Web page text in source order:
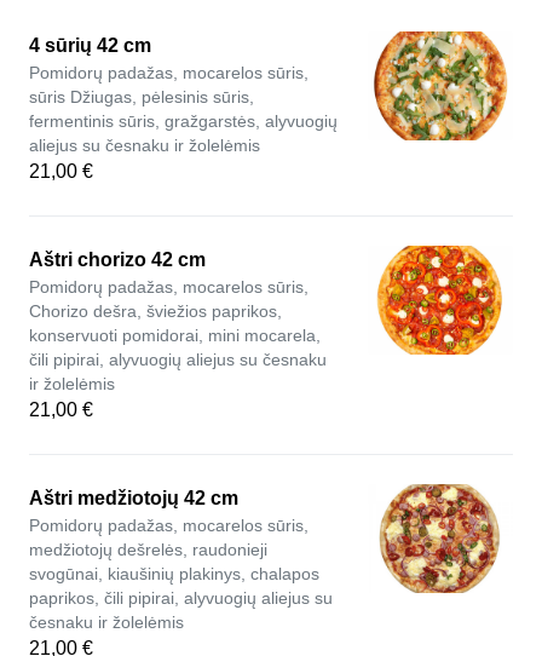
4 sūrių 42 cm
Pomidorų padažas, mocarelos sūris,
sūris Džiugas, pėlesinis sūris,
fermentinis sūris, gražgarstės, alyvuogių
aliejus su česnaku ir žolelėmis
21,00 €
Aštri chorizo 42 cm
Pomidorų padažas, mocarelos sūris,
Chorizo dešra, šviežios paprikos,
konservuoti pomidorai, mini mocarela,
čili pipirai, alyvuogių aliejus su česnaku
ir žolelėmis
21,00 €
Aštri medžiotojų 42 cm
Pomidorų padažas, mocarelos sūris,
medžiotojų dešrelės, raudonieji
svogūnai, kiaušinių plakinys, chalapos
paprikos, čili pipirai, alyvuogių aliejus su
česnaku ir žolelėmis
21,00 €